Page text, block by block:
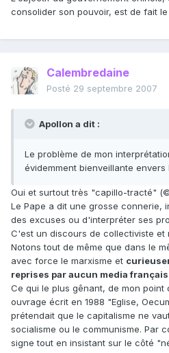
consolider son pouvoir, est de fait
Calembredaine
Posté 29 septembre 2007
Apollon a dit :
Le problème de mon
évidemment bienveillante envers
Oui et surtout très "capillo-tracté"
Le Pape a dit une grosse connerie,
des excuses ou d'interpréter ses
C'est un discours de collectiviste et
Notons tout de même que dans le
avec force le marxisme et
reprises par aucun media français
Ce qui le plus gênant, de mon
ouvrage écrit en 1988 "Eglise,
prétendait que le capitalisme ne
socialisme ou le communisme. Par
signe tout en insistant sur le côté